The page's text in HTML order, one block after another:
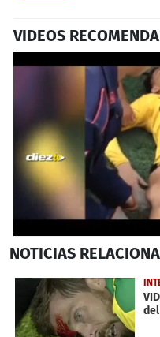
VIDEOS
seconds
35
seconds
NOTICIAS